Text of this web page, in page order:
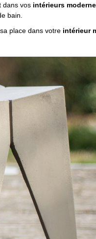
dans vos intérieurs
bain.
place dans votre intérieur